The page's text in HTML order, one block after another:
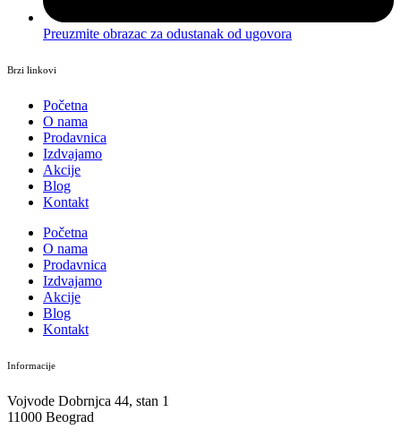
Preuzmite obrazac za odustanak od ugovora
Brzi linkovi
Početna
O nama
Prodavnica
Izdvajamo
Akcije
Blog
Kontakt
Početna
O nama
Prodavnica
Izdvajamo
Akcije
Blog
Kontakt
Informacije
Vojvode Dobrnjca 44, stan 1
11000 Beograd